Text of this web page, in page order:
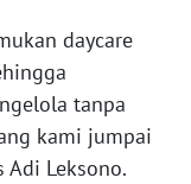
daycare
tanpa
kami jumpai
Adi Leksono.